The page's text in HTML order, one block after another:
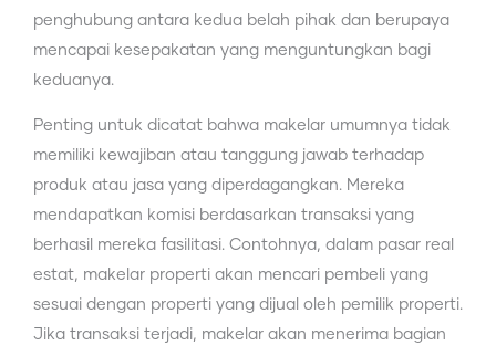
penghubung antara kedua belah pihak dan berupaya
mencapai kesepakatan yang menguntungkan bagi
keduanya.
Penting untuk dicatat bahwa makelar umumnya tidak
memiliki kewajiban atau tanggung jawab terhadap
produk atau jasa yang diperdagangkan. Mereka
mendapatkan komisi berdasarkan transaksi yang
berhasil mereka fasilitasi. Contohnya, dalam pasar real
estat, makelar properti akan mencari pembeli yang
sesuai dengan properti yang dijual oleh pemilik properti.
Jika transaksi terjadi, makelar akan menerima bagian